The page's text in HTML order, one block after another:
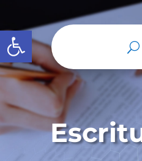
Abrir barra de herramientas